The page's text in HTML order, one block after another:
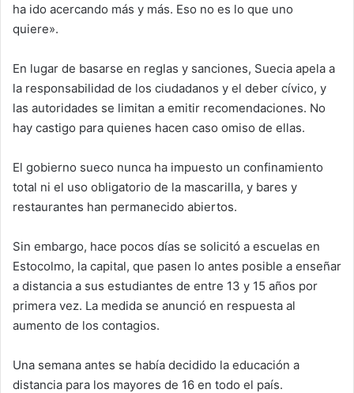
ha ido acercando más y más. Eso no es lo que uno
quiere».
En lugar de basarse en reglas y sanciones, Suecia apela a
la responsabilidad de los ciudadanos y el deber cívico, y
las autoridades se limitan a emitir recomendaciones. No
hay castigo para quienes hacen caso omiso de ellas.
El gobierno sueco nunca ha impuesto un confinamiento
total ni el uso obligatorio de la mascarilla, y bares y
restaurantes han permanecido abiertos.
Sin embargo, hace pocos días se solicitó a escuelas en
Estocolmo, la capital, que pasen lo antes posible a enseñar
a distancia a sus estudiantes de entre 13 y 15 años por
primera vez. La medida se anunció en respuesta al
aumento de los contagios.
Una semana antes se había decidido la educación a
distancia para los mayores de 16 en todo el país.